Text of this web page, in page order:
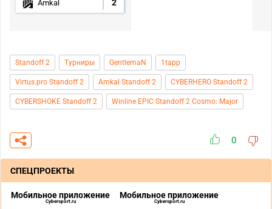
Amkal 2
Standoff 2 Турниры GentlemaN 1tapp
Virtus.pro Standoff 2 Amkal Standoff 2 CYBERHERO Standoff 2
CYBERSHOKE Standoff 2 Winline EPIC Standoff 2 Cosmo: Major
0
СПЕЦПРОЕКТЫ
Мобильное приложение
Cybersport.ru
Мобильное приложение
Cybersport.ru